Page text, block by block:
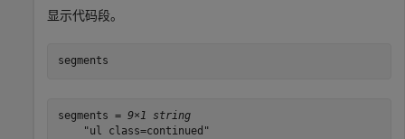
显示代码段。
segments
segments = 9×1 string
    "ul class=continued"